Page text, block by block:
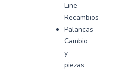
Line
Recambios
Palancas
Cambio
y
piezas